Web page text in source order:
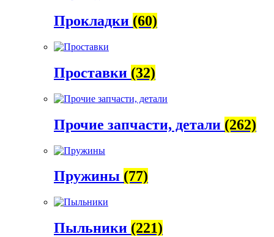
Прокладки (60)
Проставки (32)
Прочие запчасти, детали (262)
Пружины (77)
Пыльники (221)